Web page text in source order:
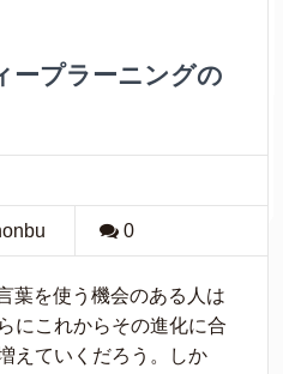
ープラーニングの
0
葉を使う機会のある人は
にこれからその進化に合
えていくだろう。しか